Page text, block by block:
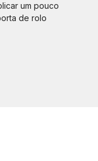
um pouco
de rolo